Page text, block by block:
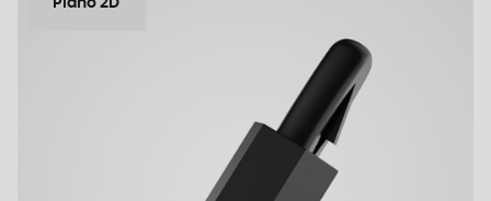
Plano 2D